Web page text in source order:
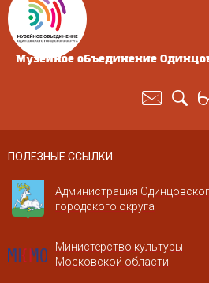
Музейное объединение
ПОЛЕЗНЫЕ ССЫЛКИ
Администрация
городского округа
Министерство культуры
Московской области